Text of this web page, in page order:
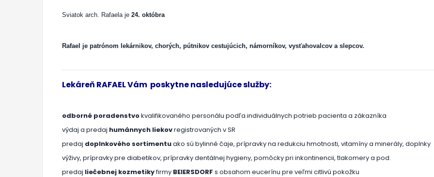
Sviatok arch. Rafaela je 24. októbra
Rafael je patrónom lekárnikov, chorých, pútnikov cestujúcich, námorníkov, vysťahovalcov a slepcov.
Lekáreň RAFAEL Vám poskytne nasledujúce služby:
odborné poradenstvokvalifikovaného personálu podľa individuálnych potrieb pacienta a zákazníka
výdaj a predaj humánnych liekovregistrovaných v SR
predaj doplnkového sortimentuako sú bylinné čaje, prípravky na redukciu hmotnosti, vitamíny a minerály, doplnky
výživy, prípravky pre diabetikov, prípravky dentálnej hygieny, pomôcky pri inkontinencii, tlakomery a pod.
predaj liečebnej kozmetikyfirmy BEIERSDORF s obsahom eucerínu pre veľmi citlivú pokožku